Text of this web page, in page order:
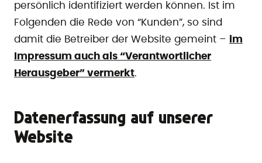
persönlich identifiziert werden können. Ist im
Folgenden die Rede von “Kunden”, so sind
damit die Betreiber der Website gemeint – im
Impressum auch als “Verantwortlicher
Herausgeber” vermerkt.
Datenerfassung auf unserer
Website